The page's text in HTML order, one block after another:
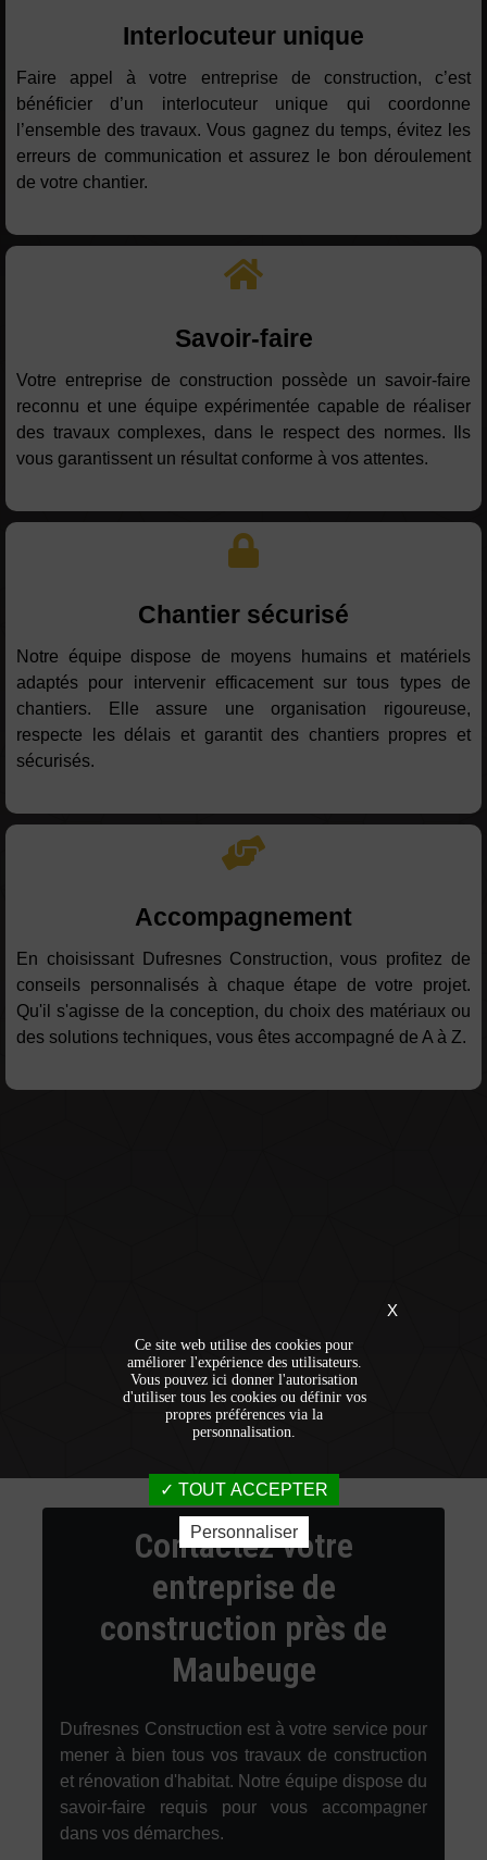
Interlocuteur unique
Faire appel à votre entreprise de construction, c’est
bénéficier d’un interlocuteur unique qui coordonne
l’ensemble des travaux. Vous gagnez du temps, évitez les
erreurs de communication et assurez le bon déroulement
de votre chantier.
Savoir-faire
Votre entreprise de construction possède un savoir-faire
reconnu et une équipe expérimentée capable de réaliser
des travaux complexes, dans le respect des normes. Ils
vous garantissent un résultat conforme à vos attentes.
Chantier sécurisé
Notre équipe dispose de moyens humains et matériels
adaptés pour intervenir efficacement sur tous types de
chantiers. Elle assure une organisation rigoureuse,
respecte les délais et garantit des chantiers propres et
sécurisés.
Accompagnement
En choisissant Dufresnes Construction, vous profitez de
conseils personnalisés à chaque étape de votre projet.
Qu'il s'agisse de la conception, du choix des matériaux ou
des solutions techniques, vous êtes accompagné de A à Z.
Contactez votre
entreprise de
construction près de
Maubeuge
Dufresnes Construction est à votre service pour
mener à bien tous vos travaux de construction
et rénovation d'habitat. Notre équipe dispose du
savoir-faire requis pour vous accompagner
dans vos démarches.
X
Ce site web utilise des cookies pour
améliorer l'expérience des utilisateurs.
Vous pouvez ici donner l'autorisation
d'utiliser tous les cookies ou définir vos
propres préférences via la
personnalisation.
TOUT ACCEPTER
Personnaliser